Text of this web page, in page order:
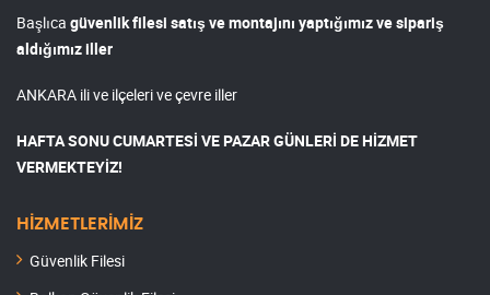
Başlıca güvenlik filesi satış ve montajını yaptığımız ve sipariş
aldığımız iller
ANKARA ili ve ilçeleri ve çevre iller
HAFTA SONU CUMARTESİ VE PAZAR GÜNLERİ DE HİZMET
VERMEKTEYİZ!
HİZMETLERİMİZ
Güvenlik Filesi